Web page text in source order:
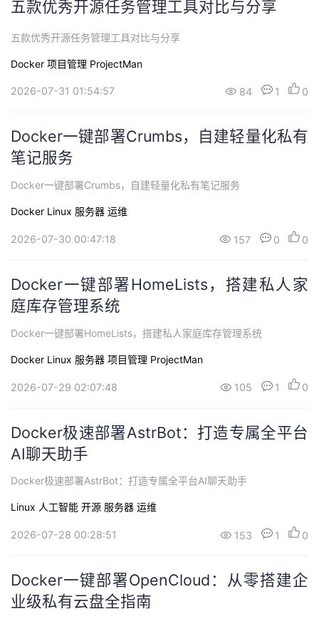
五款优秀开源任务管理工具对比与分享
五款优秀开源任务管理工具对比与分享
Docker 项目管理 ProjectMan
2026-07-31 01:54:57 84 1 0
Docker一键部署Crumbs，自建轻量化私有
笔记服务
Docker一键部署Crumbs，自建轻量化私有笔记服务
Docker Linux 服务器 运维
2026-07-30 00:47:18 157 0 0
Docker一键部署HomeLists，搭建私人家
庭库存管理系统
Docker一键部署HomeLists，搭建私人家庭库存管理系统
Docker Linux 服务器 项目管理 ProjectMan
2026-07-29 02:07:48 105 1 0
Docker极速部署AstrBot：打造专属全平台
AI聊天助手
Docker极速部署AstrBot：打造专属全平台AI聊天助手
Linux 人工智能 开源 服务器 运维
2026-07-28 00:28:51 153 1 0
Docker一键部署OpenCloud：从零搭建企
业级私有云盘全指南